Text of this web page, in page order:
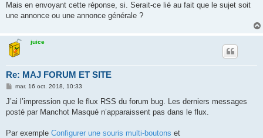
a
g
Mais en envoyant cette réponse, si. Serait-ce lié au fait que le sujet soit
une annonce ou une annonce générale ?
juice
Re: MAJ FORUM ET SITE
M
s
a
mar. 16 oct. 2018, 10:33
J’ai l’impression que le flux RSS du forum bug. Les derniers messages
posté par Manchot Masqué n’apparaissent pas dans le flux.
Par exemple Configurer une souris multi-boutons et